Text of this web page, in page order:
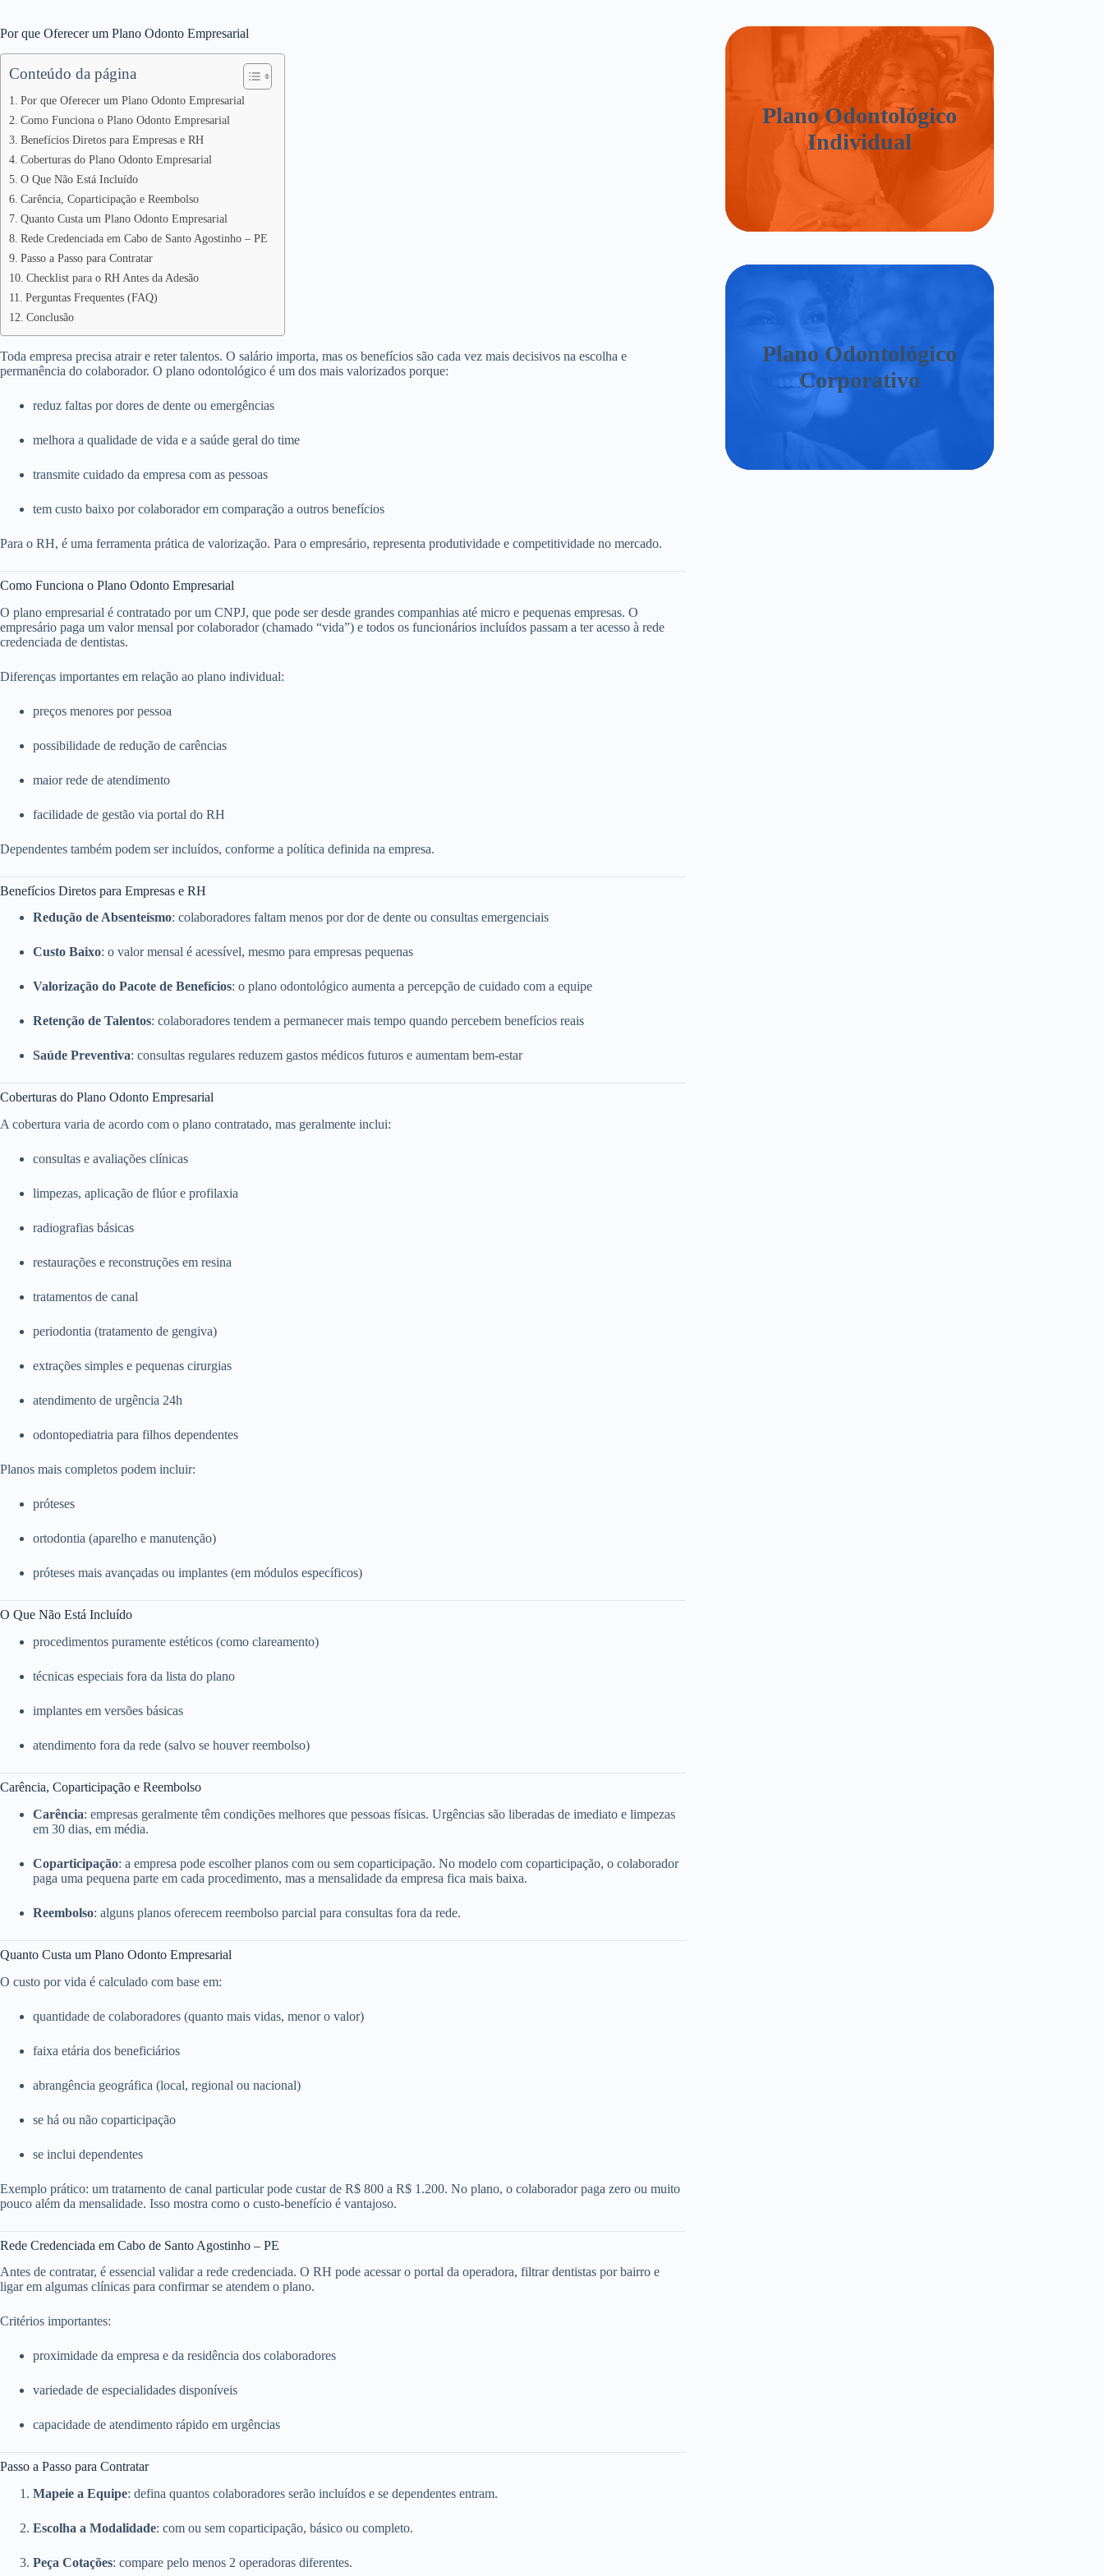
Por que Oferecer um Plano Odonto Empresarial
Conteúdo da página
Por que Oferecer um Plano Odonto Empresarial
Como Funciona o Plano Odonto Empresarial
Benefícios Diretos para Empresas e RH
Coberturas do Plano Odonto Empresarial
O Que Não Está Incluído
Carência, Coparticipação e Reembolso
Quanto Custa um Plano Odonto Empresarial
Rede Credenciada em Cabo de Santo Agostinho – PE
Passo a Passo para Contratar
Checklist para o RH Antes da Adesão
Perguntas Frequentes (FAQ)
Conclusão
Toda empresa precisa atrair e reter talentos. O salário importa, mas os benefícios são cada vez mais decisivos na escolha e
permanência do colaborador. O plano odontológico é um dos mais valorizados porque:
reduz faltas por dores de dente ou emergências
melhora a qualidade de vida e a saúde geral do time
transmite cuidado da empresa com as pessoas
tem custo baixo por colaborador em comparação a outros benefícios
Para o RH, é uma ferramenta prática de valorização. Para o empresário, representa produtividade e competitividade no mercado.
Como Funciona o Plano Odonto Empresarial
O plano empresarial é contratado por um CNPJ, que pode ser desde grandes companhias até micro e pequenas empresas. O
empresário paga um valor mensal por colaborador (chamado “vida”) e todos os funcionários incluídos passam a ter acesso à rede
credenciada de dentistas.
Diferenças importantes em relação ao plano individual:
preços menores por pessoa
possibilidade de redução de carências
maior rede de atendimento
facilidade de gestão via portal do RH
Dependentes também podem ser incluídos, conforme a política definida na empresa.
Benefícios Diretos para Empresas e RH
Redução de Absenteísmo: colaboradores faltam menos por dor de dente ou consultas emergenciais
Custo Baixo: o valor mensal é acessível, mesmo para empresas pequenas
Valorização do Pacote de Benefícios: o plano odontológico aumenta a percepção de cuidado com a equipe
Retenção de Talentos: colaboradores tendem a permanecer mais tempo quando percebem benefícios reais
Saúde Preventiva: consultas regulares reduzem gastos médicos futuros e aumentam bem-estar
Coberturas do Plano Odonto Empresarial
A cobertura varia de acordo com o plano contratado, mas geralmente inclui:
consultas e avaliações clínicas
limpezas, aplicação de flúor e profilaxia
radiografias básicas
restaurações e reconstruções em resina
tratamentos de canal
periodontia (tratamento de gengiva)
extrações simples e pequenas cirurgias
atendimento de urgência 24h
odontopediatria para filhos dependentes
Planos mais completos podem incluir:
próteses
ortodontia (aparelho e manutenção)
próteses mais avançadas ou implantes (em módulos específicos)
O Que Não Está Incluído
procedimentos puramente estéticos (como clareamento)
técnicas especiais fora da lista do plano
implantes em versões básicas
atendimento fora da rede (salvo se houver reembolso)
Carência, Coparticipação e Reembolso
Carência: empresas geralmente têm condições melhores que pessoas físicas. Urgências são liberadas de imediato e limpezas
em 30 dias, em média.
Coparticipação: a empresa pode escolher planos com ou sem coparticipação. No modelo com coparticipação, o colaborador
paga uma pequena parte em cada procedimento, mas a mensalidade da empresa fica mais baixa.
Reembolso: alguns planos oferecem reembolso parcial para consultas fora da rede.
Quanto Custa um Plano Odonto Empresarial
O custo por vida é calculado com base em:
quantidade de colaboradores (quanto mais vidas, menor o valor)
faixa etária dos beneficiários
abrangência geográfica (local, regional ou nacional)
se há ou não coparticipação
se inclui dependentes
Exemplo prático: um tratamento de canal particular pode custar de R$ 800 a R$ 1.200. No plano, o colaborador paga zero ou muito
pouco além da mensalidade. Isso mostra como o custo-benefício é vantajoso.
Rede Credenciada em Cabo de Santo Agostinho – PE
Antes de contratar, é essencial validar a rede credenciada. O RH pode acessar o portal da operadora, filtrar dentistas por bairro e
ligar em algumas clínicas para confirmar se atendem o plano.
Critérios importantes:
proximidade da empresa e da residência dos colaboradores
variedade de especialidades disponíveis
capacidade de atendimento rápido em urgências
Passo a Passo para Contratar
Mapeie a Equipe: defina quantos colaboradores serão incluídos e se dependentes entram.
Escolha a Modalidade: com ou sem coparticipação, básico ou completo.
Peça Cotações: compare pelo menos 2 operadoras diferentes.
Plano Odontológico
Individual
Plano Odontológico
Corporativo